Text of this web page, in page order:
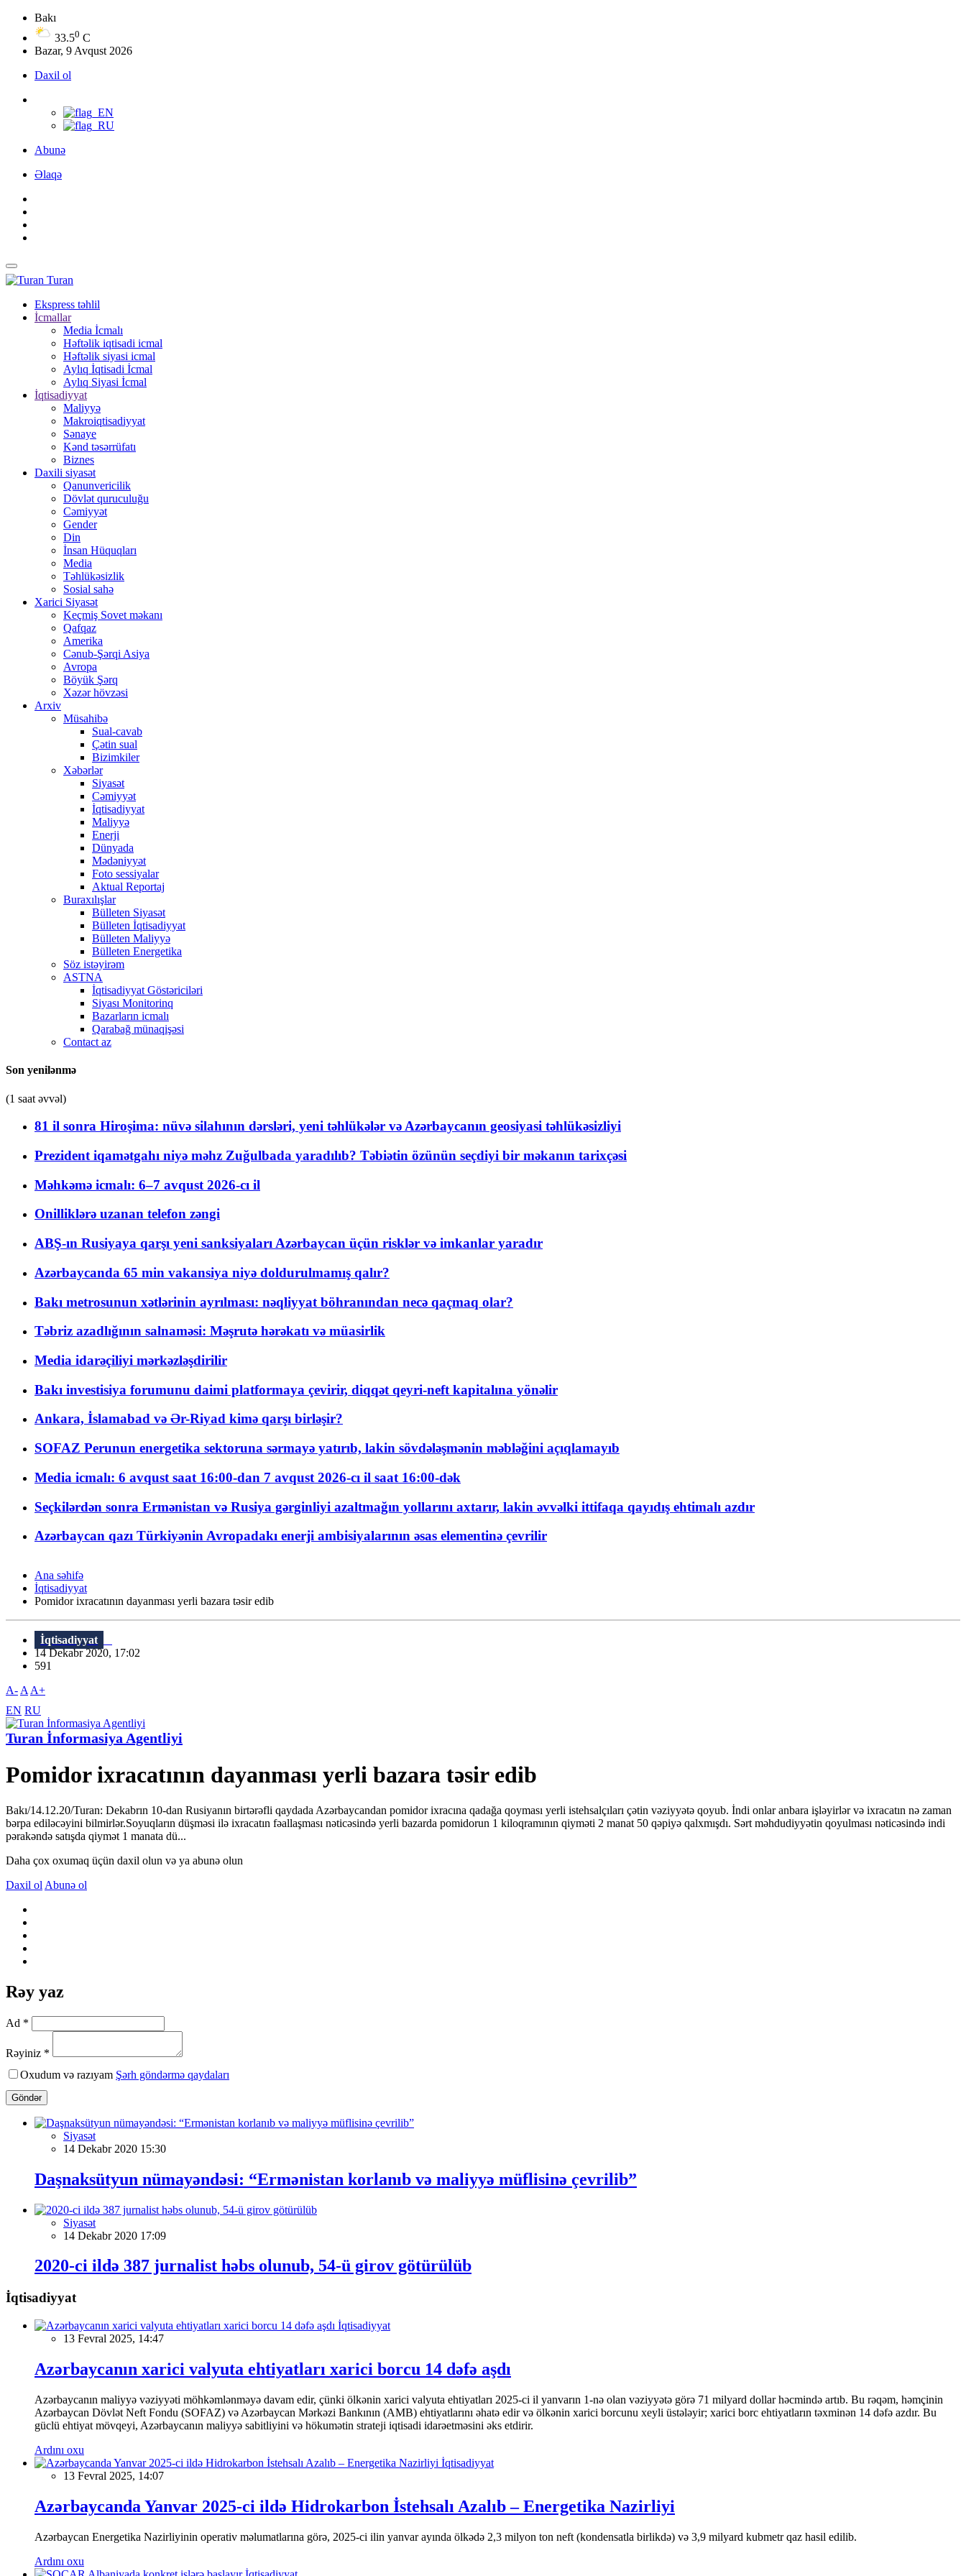
Bakı
33.50 C
Bazar, 9 Avqust 2026
Daxil ol
Abunə
Əlaqə
Turan
Ekspress təhlil
İcmallar
Media İcmalı
Həftəlik iqtisadi icmal
Həftəlik siyasi icmal
Aylıq İqtisadi İcmal
Aylıq Siyasi İcmal
İqtisadiyyat
Maliyyə
Makroiqtisadiyyat
Sənaye
Kənd təsərrüfatı
Biznes
Daxili siyasət
Qanunvericilik
Dövlət quruculuğu
Cəmiyyət
Gender
Din
İnsan Hüquqları
Media
Təhlükəsizlik
Sosial sahə
Xarici Siyasət
Keçmiş Sovet məkanı
Qafqaz
Amerika
Cənub-Şərqi Asiya
Avropa
Böyük Şərq
Xəzər hövzəsi
Arxiv
Müsahibə
Sual-cavab
Çətin sual
Bizimkiler
Xəbərlər
Siyasət
Cəmiyyət
İqtisadiyyat
Maliyyə
Enerji
Dünyada
Mədəniyyət
Foto sessiyalar
Aktual Reportaj
Buraxılışlar
Bülleten Siyasət
Bülleten İqtisadiyyat
Bülleten Maliyyə
Bülleten Energetika
Söz istəyirəm
ASTNA
İqtisadiyyat Göstəriciləri
Siyası Monitorinq
Bazarların icmalı
Qarabağ münaqişəsi
Contact az
Son yenilənmə
(1 saat əvvəl)
81 il sonra Hiroşima: nüvə silahının dərsləri, yeni təhlükələr və Azərbaycanın geosiyasi təhlükəsizliyi
Prezident iqamətgahı niyə məhz Zuğulbada yaradılıb? Təbiətin özünün seçdiyi bir məkanın tarixçəsi
Məhkəmə icmalı: 6–7 avqust 2026-cı il
Onilliklərə uzanan telefon zəngi
ABŞ-ın Rusiyaya qarşı yeni sanksiyaları Azərbaycan üçün risklər və imkanlar yaradır
Azərbaycanda 65 min vakansiya niyə doldurulmamış qalır?
Bakı metrosunun xətlərinin ayrılması: nəqliyyat böhranından necə qaçmaq olar?
Təbriz azadlığının salnaməsi: Məşrutə hərəkatı və müasirlik
Media idarəçiliyi mərkəzləşdirilir
Bakı investisiya forumunu daimi platformaya çevirir, diqqət qeyri-neft kapitalına yönəlir
Ankara, İslamabad və Ər-Riyad kimə qarşı birləşir?
SOFAZ Perunun energetika sektoruna sərmayə yatırıb, lakin sövdələşmənin məbləğini açıqlamayıb
Media icmalı: 6 avqust saat 16:00-dan 7 avqust 2026-cı il saat 16:00-dək
Seçkilərdən sonra Ermənistan və Rusiya gərginliyi azaltmağın yollarını axtarır, lakin əvvəlki ittifaqa qayıdış ehtimalı azdır
Azərbaycan qazı Türkiyənin Avropadakı enerji ambisiyalarının əsas elementinə çevrilir
Ana səhifə
İqtisadiyyat
Pomidor ixracatının dayanması yerli bazara təsir edib
İqtisadiyyat
14 Dekabr 2020, 17:02
591
A- A A+
EN RU
Turan İnformasiya Agentliyi
Pomidor ixracatının dayanması yerli bazara təsir edib
Bakı/14.12.20/Turan: Dekabrın 10-dan Rusiyanın birtərəfli qaydada Azərbaycandan pomidor ixracına qadağa qoyması yerli istehsalçıları çətin vəziyyətə qoyub. İndi onlar anbara işləyirlər və ixracatın nə zaman
bərpa ediləcəyini bilmirlər.Soyuqların düşməsi ilə ixracatın fəallaşması nəticəsində yerli bazarda pomidorun 1 kiloqramının qiyməti 2 manat 50 qəpiyə qalxmışdı. Sərt məhdudiyyətin qoyulması nəticəsində indi
pərakəndə satışda qiymət 1 manata dü...
Daha çox oxumaq üçün daxil olun və ya abunə olun
Daxil ol Abunə ol
Rəy yaz
Ad *
Rəyiniz *
Oxudum və razıyam Şərh göndərmə qaydaları
Göndər
Siyasət
14 Dekabr 2020 15:30
Daşnaksütyun nümayəndəsi: “Ermənistan korlanıb və maliyyə müflisinə çevrilib”
Siyasət
14 Dekabr 2020 17:09
2020-ci ildə 387 jurnalist həbs olunub, 54-ü girov götürülüb
İqtisadiyyat
İqtisadiyyat
13 Fevral 2025, 14:47
Azərbaycanın xarici valyuta ehtiyatları xarici borcu 14 dəfə aşdı
Azərbaycanın maliyyə vəziyyəti möhkəmlənməyə davam edir, çünki ölkənin xarici valyuta ehtiyatları 2025-ci il yanvarın 1-nə olan vəziyyətə görə 71 milyard dollar həcmində artıb. Bu rəqəm, həmçinin
Azərbaycan Dövlət Neft Fondu (SOFAZ) və Azərbaycan Mərkəzi Bankının (AMB) ehtiyatlarını əhatə edir və ölkənin xarici borcunu xeyli üstələyir; xarici borc ehtiyatların təxminən 14 dəfə azdır. Bu
güclü ehtiyat mövqeyi, Azərbaycanın maliyyə sabitliyini və hökumətin strateji iqtisadi idarəetməsini əks etdirir.
Ardını oxu
İqtisadiyyat
13 Fevral 2025, 14:07
Azərbaycanda Yanvar 2025-ci ildə Hidrokarbon İstehsalı Azalıb – Energetika Nazirliyi
Azərbaycan Energetika Nazirliyinin operativ məlumatlarına görə, 2025-ci ilin yanvar ayında ölkədə 2,3 milyon ton neft (kondensatla birlikdə) və 3,9 milyard kubmetr qaz hasil edilib.
Ardını oxu